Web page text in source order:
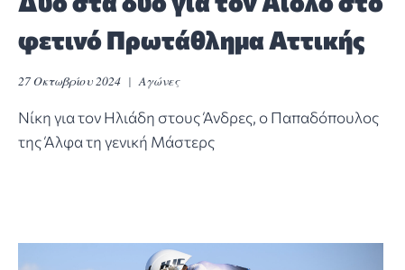
φετινό Πρωτάθλημα Αττικής
27 Οκτωβρίου 2024 Αγώνες
Νίκη για τον Ηλιάδη στους Άνδρες, ο Παπαδόπουλος
της Άλφα τη γενική Μάστερς